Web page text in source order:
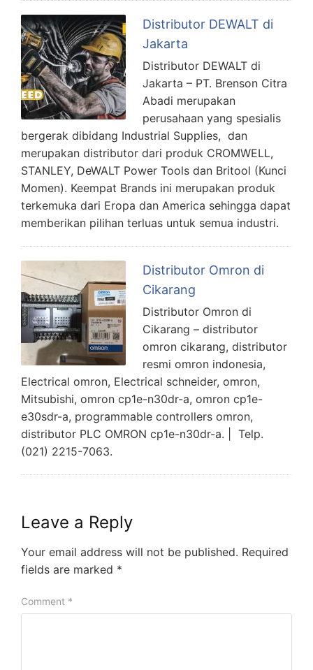
Distributor DEWALT di
Jakarta
Distributor DEWALT di
Jakarta – PT. Brenson Citra
Abadi merupakan
perusahaan yang spesialis
bergerak dibidang Industrial Supplies, dan
merupakan distributor dari produk CROMWELL,
STANLEY, DeWALT Power Tools dan Britool (Kunci
Momen). Keempat Brands ini merupakan produk
terkemuka dari Eropa dan America sehingga dapat
memberikan pilihan terluas untuk semua industri.
Distributor Omron di
Cikarang
Distributor Omron di
Cikarang – distributor
omron cikarang, distributor
resmi omron indonesia,
Electrical omron, Electrical schneider, omron,
Mitsubishi, omron cp1e-n30dr-a, omron cp1e-
e30sdr-a, programmable controllers omron,
distributor PLC OMRON cp1e-n30dr-a. | Telp.
(021) 2215-7063.
Leave a Reply
Your email address will not be published. Required
fields are marked *
Comment *